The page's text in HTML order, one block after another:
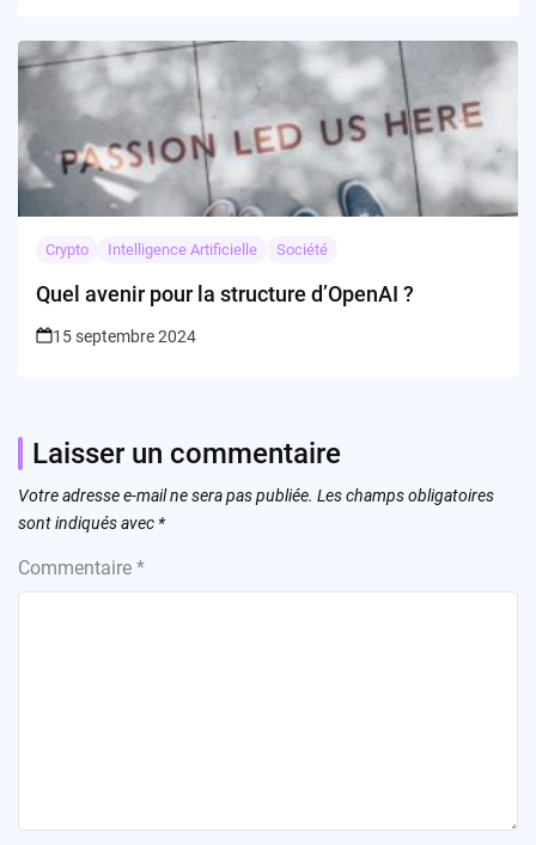
Crypto Intelligence Artificielle Société
Quel avenir pour la structure d’OpenAI ?
15 septembre 2024
Laisser un commentaire
Votre adresse e-mail ne sera pas publiée. Les champs obligatoires
sont indiqués avec *
Commentaire *